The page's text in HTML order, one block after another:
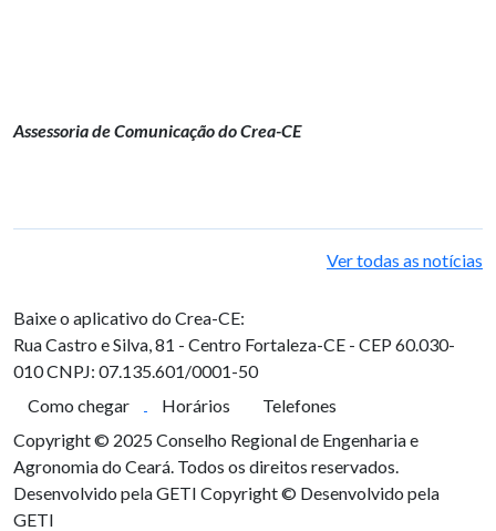
Assessoria de Comunicação do Crea-CE
Ver todas as notícias
Baixe o aplicativo do Crea-CE:
Rua Castro e Silva, 81 - Centro Fortaleza-CE - CEP 60.030-
010CNPJ: 07.135.601/0001-50
Como chegar
Horários
Telefones
Copyright © 2025 Conselho Regional de Engenharia e
Agronomia do Ceará. Todos os direitos reservados.
Desenvolvido pela GETI Copyright © Desenvolvido pela
GETI